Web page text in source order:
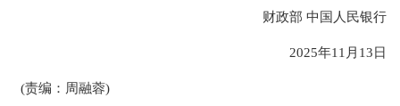
财政部 中国人民银行
2025年11月13日
(责编：周融蓉)